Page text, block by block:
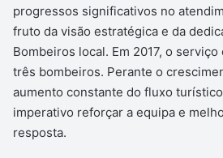
progressos significativos no
fruto da visão estratégica e da
Bombeiros local. Em 2017, o
três bombeiros. Perante o
aumento constante do fluxo
imperativo reforçar a equipa e
resposta.